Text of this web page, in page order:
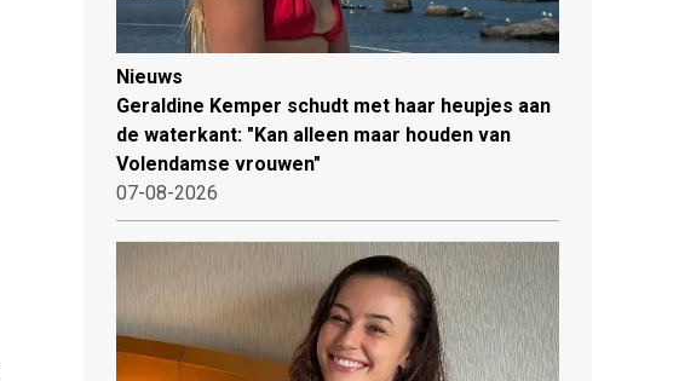
Nieuws
Geraldine Kemper schudt met haar heupjes aan
de waterkant: "Kan alleen maar houden van
Volendamse vrouwen"
07-08-2026